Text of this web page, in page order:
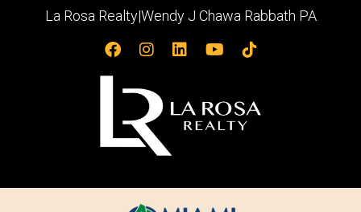
La Rosa Realty|Wendy J Chawa Rabbath PA